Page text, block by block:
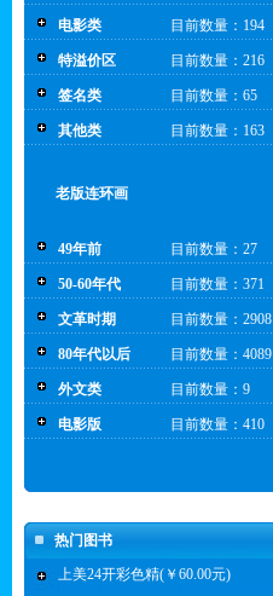
电影类 目前数量：194
特溢价区 目前数量：216
签名类 目前数量：65
其他类 目前数量：163
老版连环画
49年前 目前数量：27
50-60年代 目前数量：371
文革时期 目前数量：2908
80年代以后 目前数量：4089
外文类 目前数量：9
电影版 目前数量：410
热门图书
上美24开彩色精(￥60.00元)